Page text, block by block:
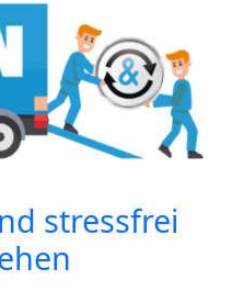
stressfrei